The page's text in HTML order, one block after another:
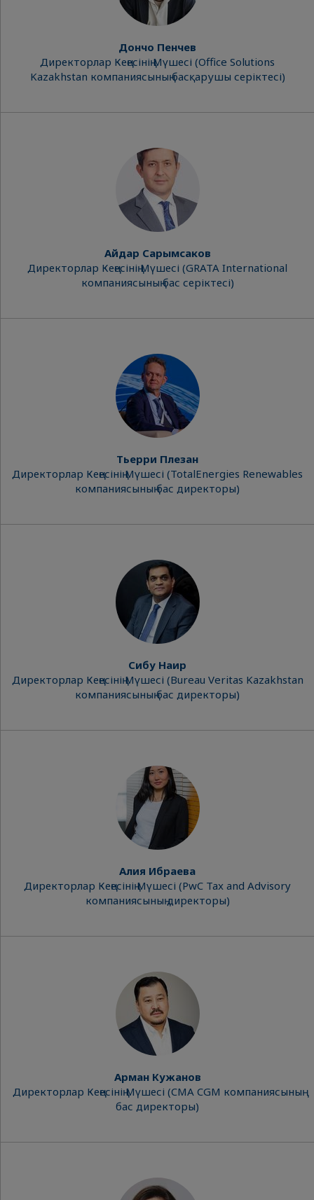
Дончо Пенчев
Директорлар Кеңесінің Мүшесі (Office Solutions
Kazakhstan компаниясының басқарушы серіктесі)
Айдар Сарымсаков
Директорлар Кеңесінің Мүшесі (GRATA International
компаниясының бас серіктесі)
Тьерри Плезан
Директорлар Кеңесінің Мүшесі (TotalEnergies Renewables
компаниясының бас директоры)
Сибу Наир
Директорлар Кеңесінің Мүшесі (Bureau Veritas Kazakhstan
компаниясының бас директоры)
Алия Ибраева
Директорлар Кеңесінің Мүшесі (PwC Tax and Advisory
компаниясының директоры)
Арман Кужанов
Директорлар Кеңесінің Мүшесі (CMA CGM компаниясының
бас директоры)